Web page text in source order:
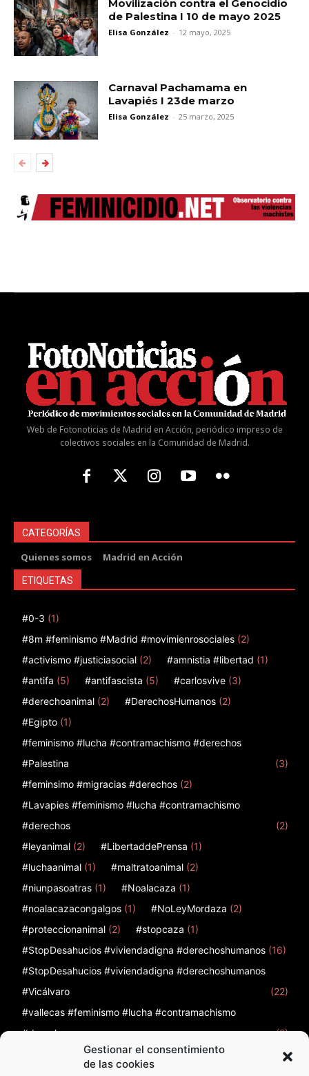
Gestionar el consentimiento
de las cookies
Movilización contra el Genocidio
de Palestina I 10 de mayo 2025
Elisa González - 12 mayo, 2025
Carnaval Pachamama en
Lavapiés I 23de marzo
Elisa González - 25 marzo, 2025
Web de Fotonoticias de Madrid en Acción, periódico impreso de
colectivos sociales en la Comunidad de Madrid.
CATEGORÍAS
Quienes somos Madrid en Acción
ETIQUETAS
#0-3 (1)
#8m #feminismo #Madrid #movimienrosociales (2)
#activismo #justiciasocial (2) #amnistia #libertad (1)
#antifa (5) #antifascista (5) #carlosvive (3)
#derechoanimal (2) #DerechosHumanos (2)
#Egipto (1)
#feminismo #lucha #contramachismo #derechos
#Palestina
(3)
#feminsimo #migracias #derechos (2)
#Lavapies #feminismo #lucha #contramachismo
#derechos
(2)
#leyanimal (2) #LibertaddePrensa (1)
#luchaanimal (1) #maltratoanimal (2)
#niunpasoatras (1) #Noalacaza (1)
#noalacazacongalgos (1) #NoLeyMordaza (2)
#proteccionanimal (2) #stopcaza (1)
#StopDesahucios #viviendadigna #derechoshumanos (16)
#StopDesahucios #viviendadigna #derechoshumanos
#Vicálvaro
(22)
#vallecas #feminismo #lucha #contramachismo
#derechos
(2)
12 de febrero (1) 12F (1) 12octubre